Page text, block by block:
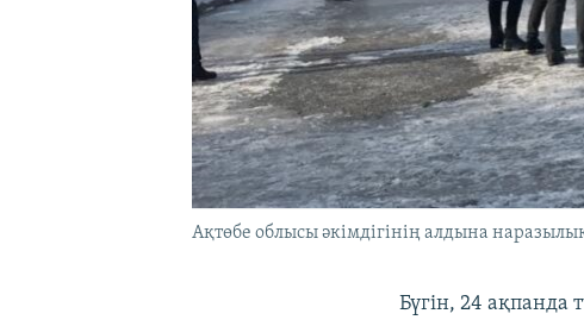
Ақтөбе облысы әкімдігінің алдына
Бүгін, 24 ақпанда